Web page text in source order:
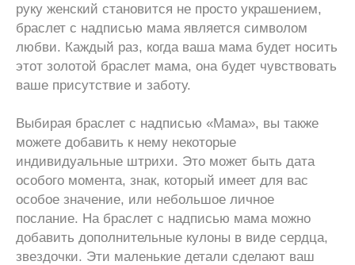
руку женский становится не просто украшением,
браслет с надписью мама является символом
любви. Каждый раз, когда ваша мама будет носить
этот золотой браслет мама, она будет чувствовать
ваше присутствие и заботу.
Выбирая браслет с надписью «Мама», вы также
можете добавить к нему некоторые
индивидуальные штрихи. Это может быть дата
особого момента, знак, который имеет для вас
особое значение, или небольшое личное
послание. На браслет с надписью мама можно
добавить дополнительные кулоны в виде сердца,
звездочки. Эти маленькие детали сделают ваш